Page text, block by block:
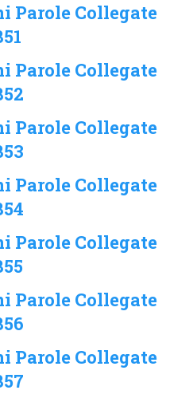
Parole Collegate
Parole Collegate
Parole Collegate
Parole Collegate
Parole Collegate
Parole Collegate
Parole Collegate